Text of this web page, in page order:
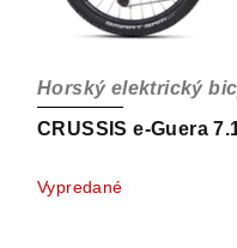
CRUSSIS e-Guera
Horský elektrický
Vypredané